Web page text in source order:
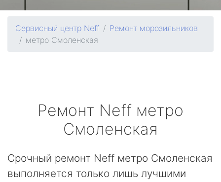
Сервисный центр Neff
Ремонт морозильников
метро Смоленская
Ремонт Neff метро
Смоленская
Срочный ремонт Neff метро Смоленская
выполняется только лишь лучшими